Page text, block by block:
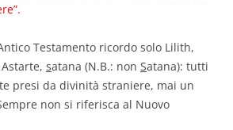
Testamento ricordo solo Lilith,
satana (N.B.: non Satana): tutti
presi da divinità straniere, mai un
non si riferisca al Nuovo